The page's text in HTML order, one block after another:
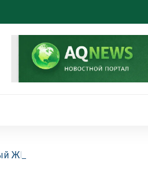
ЖК торжественно открыли в